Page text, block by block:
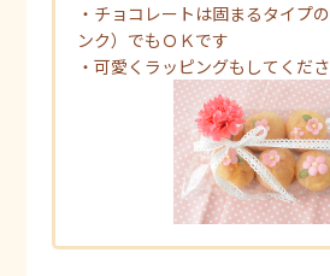
・チョコレートは固まるタイプ
ンク）でもＯＫです
・可愛くラッピングもしてくだ